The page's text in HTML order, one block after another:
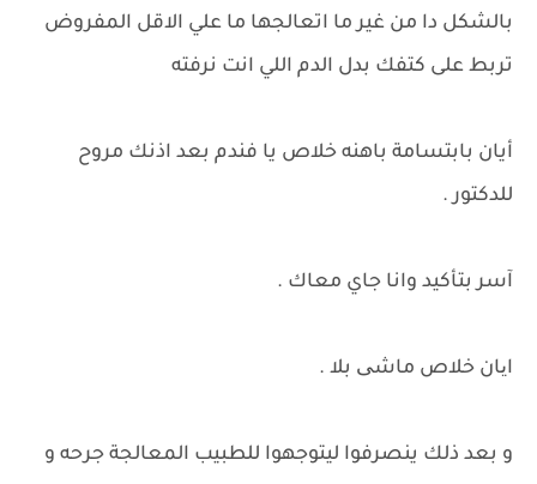
بالشكل دا من غير ما اتعالجها ما علي الاقل المفروض
تربط على كتفك بدل الدم اللي انت نرفته
أيان بابتسامة باهنه خلاص يا فندم بعد اذنك مروح
للدكتور .
آسر بتأكيد وانا جاي معاك .
ایان خلاص ماشی بلا .
و بعد ذلك ينصرفوا ليتوجهوا للطبيب المعالجة جرحه و